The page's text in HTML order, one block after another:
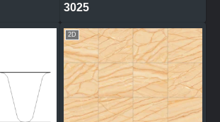
3025
2D